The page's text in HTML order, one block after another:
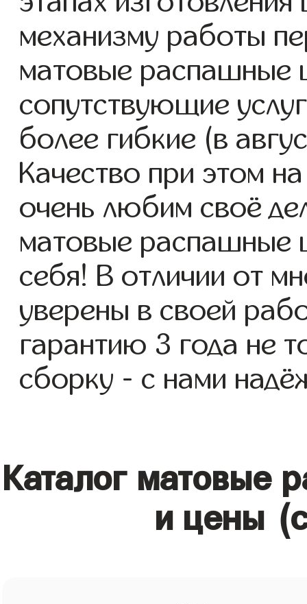
механизму работы
матовые
сопутствующие
более гибкие (в
Качество при этом
очень любим своё
матовые распашные
себя! В отличии от
уверены в своей
гарантию 3 года не
сборку - с нами
Каталог
и цены